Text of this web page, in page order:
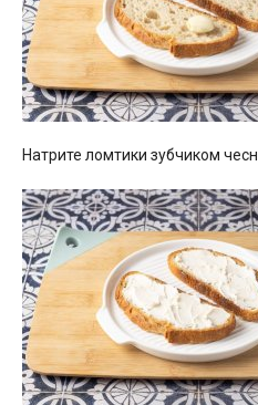
Натрите ломтики зубчиком